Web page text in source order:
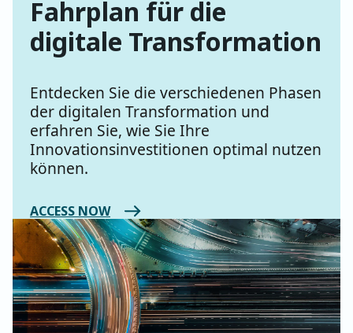
Fahrplan für die
digitale Transformation
Entdecken Sie die verschiedenen Phasen
der digitalen Transformation und
erfahren Sie, wie Sie Ihre
Innovationsinvestitionen optimal nutzen
können.
ACCESS NOW